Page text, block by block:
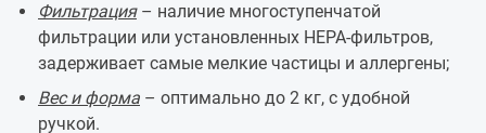
Фильтрация– наличие многоступенчатой
фильтрации или установленных HEPA-фильтров,
задерживает самые мелкие частицы и аллергены;
Вес и форма – оптимально до 2 кг, с удобной
ручкой.